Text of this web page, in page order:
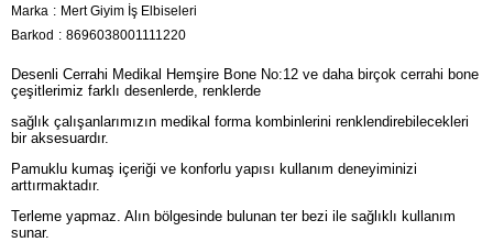
Marka : Mert Giyim İş Elbiseleri
Barkod : 8696038001111220
Desenli Cerrahi Medikal Hemşire Bone No:12 ve daha birçok cerrahi bone
çeşitlerimiz farklı desenlerde, renklerde
sağlık çalışanlarımızın medikal forma kombinlerini renklendirebilecekleri
bir aksesuardır.
Pamuklu kumaş içeriği ve konforlu yapısı kullanım deneyiminizi
arttırmaktadır.
Terleme yapmaz. Alın bölgesinde bulunan ter bezi ile sağlıklı kullanım
sunar.